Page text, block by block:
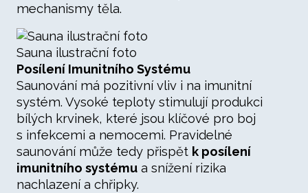
mechanismy těla.
Sauna ilustrační foto
Posílení Imunitního Systému
Saunování má pozitivní vliv i na imunitní
systém. Vysoké teploty stimulují produkci
bílých krvinek, které jsou klíčové pro boj
s infekcemi a nemocemi. Pravidelné
saunování může tedy přispět k posílení
imunitního systému a snížení rizika
nachlazení a chřipky.